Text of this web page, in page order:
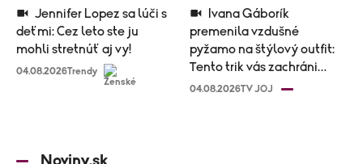
deťmi: Cez leto ste ju
mohli stretnúť aj vy!
04.08.2026Trendy
premenila vzdušné
pyžamo na štýlový outfit:
Tento trik vás zachráni
počas horúčav
04.08.2026TV JOJ